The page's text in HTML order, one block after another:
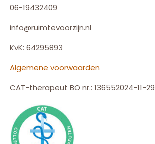
06-19432409
info@ruimtevoorzijn.nl
KvK: 64295893
Algemene voorwaarden
CAT-therapeut BO nr.: 136552024-11-29